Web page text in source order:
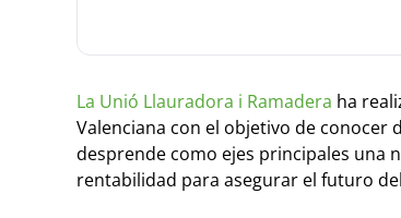
La Unió Llauradora i Ramadera ha
Valenciana con el objetivo de
desprende como ejes principales una
rentabilidad para asegurar el futuro